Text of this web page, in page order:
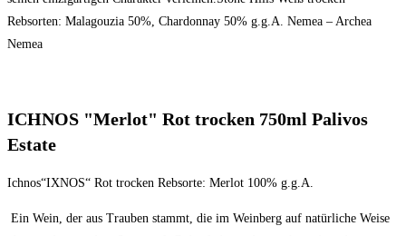
Rebsorten: Malagouzia 50%, Chardonnay 50% g.g.A. Nemea – Archea
Nemea
ICHNOS "Merlot" Rot trocken 750ml Palivos
Estate
Ichnos“IXNOS“ Rot trocken Rebsorte: Merlot 100% g.g.A.
Ein Wein, der aus Trauben stammt, die im Weinberg auf natürliche Weise